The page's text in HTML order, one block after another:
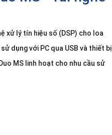
xử lý tín hiệu số (DSP) cho loa
dụng với PC qua USB và thiết bị
MS linh hoạt cho nhu cầu sử